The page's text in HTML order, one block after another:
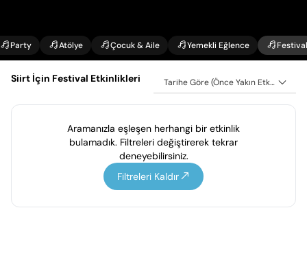
Party Atölye Çocuk & Aile Yemekli Eğlence Festival
Siirt İçin Festival Etkinlikleri Tarihe Göre (Önce Yakın Etkinlikler)
Aramanızla eşleşen herhangi bir etkinlik
bulamadık. Filtreleri değiştirerek tekrar
deneyebilirsiniz.
Filtreleri Kaldır